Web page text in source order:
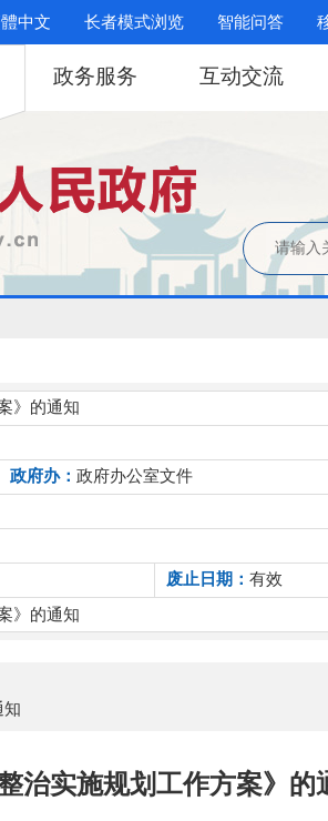
中文 长者模式浏览 智能问答
政务服务 互动交流
》的通知
政府办： 政府办公室文件
废止日期： 有效
》的通知
知
治实施规划工作方案》的